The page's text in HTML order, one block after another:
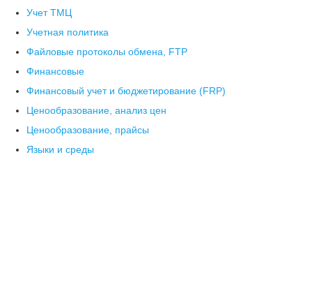
Учет ТМЦ
Учетная политика
Файловые протоколы обмена, FTP
Финансовые
Финансовый учет и бюджетирование (FRP)
Ценообразование, анализ цен
Ценообразование, прайсы
Языки и среды